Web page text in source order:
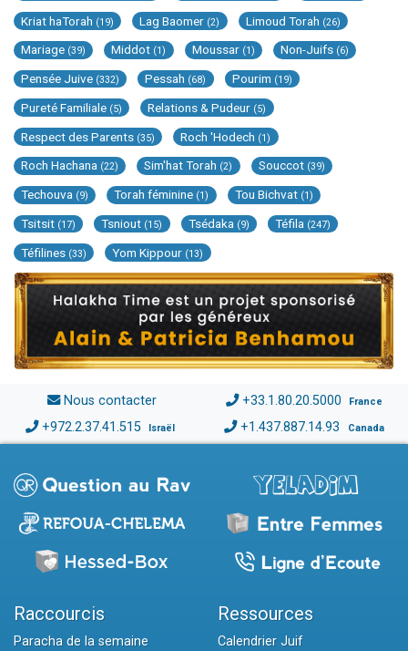
Kriat haTorah (19) Lag Baomer (2) Limoud Torah (26)
Mariage (39) Middot (1) Moussar (1) Non-Juifs (6)
Pensée Juive (332) Pessah (68) Pourim (19)
Pureté Familiale (5) Relations & Pudeur (5)
Respect des Parents (35) Roch 'Hodech (1)
Roch Hachana (22) Sim'hat Torah (2) Souccot (39)
Techouva (9) Torah féminine (1) Tou Bichvat (1)
Tsitsit (17) Tsniout (15) Tsédaka (9) Téfila (247)
Téfilines (33) Yom Kippour (13)
Nous contacter +33.1.80.20.5000 France
+972.2.37.41.515 Israël +1.437.887.14.93 Canada
Raccourcis
Paracha de la semaine
Ressources
Calendrier Juif